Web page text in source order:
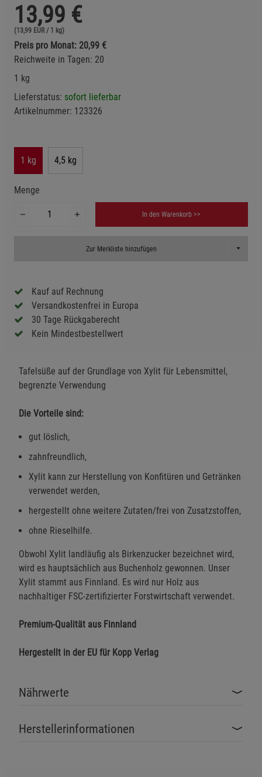
13,99 €
(13,99 EUR / 1 kg)
Preis pro Monat: 20,99 €
Reichweite in Tagen: 20
1 kg
Lieferstatus: sofort lieferbar
Artikelnummer: 123326
1 kg 4,5 kg
Menge
In den Warenkorb >>
Zur Merkliste hinzufügen Toggle
Kauf auf Rechnung
Versandkostenfrei in Europa
30 Tage Rückgaberecht
Kein Mindestbestellwert
Tafelsüße auf der Grundlage von Xylit für Lebensmittel,
begrenzte Verwendung
Die Vorteile sind:
gut löslich,
zahnfreundlich,
Xylit kann zur Herstellung von Konfitüren und Getränken
verwendet werden,
hergestellt ohne weitere Zutaten/frei von Zusatzstoffen,
ohne Rieselhilfe.
Obwohl Xylit landläufig als Birkenzucker bezeichnet wird,
wird es hauptsächlich aus Buchenholz gewonnen. Unser
Xylit stammt aus Finnland. Es wird nur Holz aus
nachhaltiger FSC-zertifizierter Forstwirtschaft verwendet.
Premium-Qualität aus Finnland
Hergestellt in der EU für Kopp Verlag
Nährwerte
Herstellerinformationen